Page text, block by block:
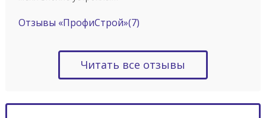
Отзывы «ПрофиСтрой»(7)
Читать все отзывы